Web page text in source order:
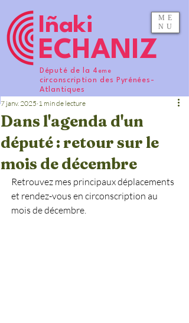
ME
NU
ECHANIZ
Iñaki
Député de la 4 eme
circonscription des Pyrénées-
Atlantiques
Dans l'agenda d'un
député : retour sur le
mois de décembre
7 janv. 2025 1 min de lecture
Retrouvez mes principaux déplacements
et rendez-vous en circonscription au
mois de décembre.